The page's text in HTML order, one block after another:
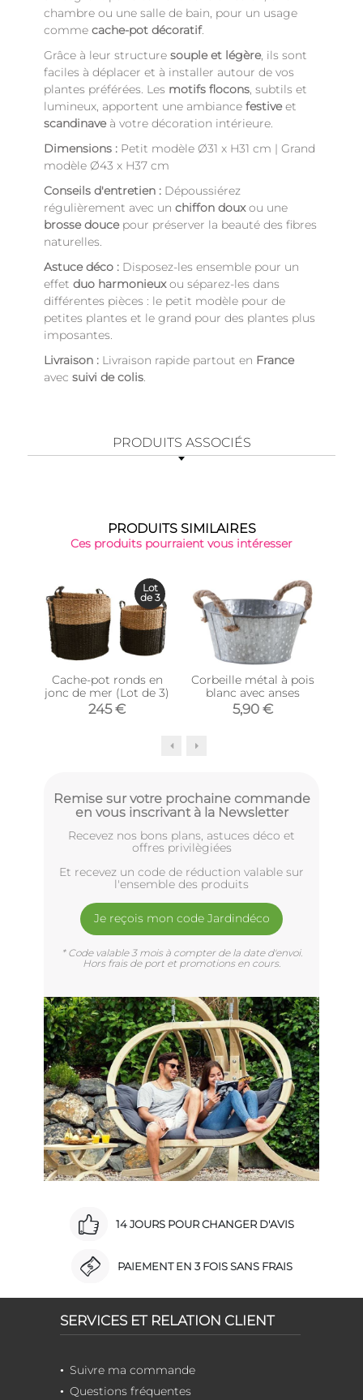
chambre ou une salle de bain, pour un usage
comme cache-pot décoratif.
Grâce à leur structure souple et légère, ils sont
faciles à déplacer et à installer autour de vos
plantes préférées. Les motifs flocons, subtils et
lumineux, apportent une ambiance festiveet
scandinaveà votre décoration intérieure.
Dimensions : Petit modèle Ø31 x H31 cm | Grand
modèle Ø43 x H37 cm
Conseils d'entretien : Dépoussiérez
régulièrement avec un chiffon douxou une
brosse doucepour préserver la beauté des fibres
naturelles.
Astuce déco : Disposez-les ensemble pour un
effet duo harmonieuxou séparez-les dans
différentes pièces : le petit modèle pour de
petites plantes et le grand pour des plantes plus
imposantes.
Livraison : Livraison rapide partout en France
avec suivi de colis.
PRODUITS ASSOCIÉS
PRODUITS SIMILAIRES
Ces produits pourraient vous intéresser
Cache-pot ronds en
jonc de mer (Lot de 3)
245 €
Lot
de 3
Corbeille métal à pois
blanc avec anses
5,90 €
Remise sur votre prochaine commande
en vous inscrivant à la Newsletter
Recevez nos bons plans, astuces déco et
offres privilègiées
Et recevez un code de réduction valable sur
l'ensemble des produits
Je reçois mon code Jardindéco
* Code valable 3 mois à compter de la date d'envoi.
Hors frais de port et promotions en cours.
14 JOURS POUR CHANGER D'AVIS
PAIEMENT EN 3 FOIS SANS FRAIS
SERVICES ET RELATION CLIENT
Suivre ma commande
Questions fréquentes